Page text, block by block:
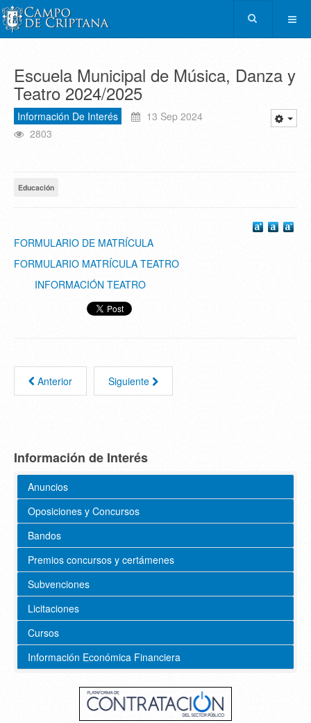
Escuela Municipal de Música, Danza y
Teatro 2024/2025
Información De Interés
13 Sep 2024
2803
Educación
FORMULARIO DE MATRÍCULA
FORMULARIO MATRÍCULA TEATRO
INFORMACIÓN TEATRO
Anterior Siguiente
Información de Interés
Anuncios
Oposiciones y Concursos
Bandos
Premios concursos y certámenes
Subvenciones
Licitaciones
Cursos
Información Económica Financiera